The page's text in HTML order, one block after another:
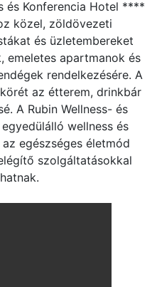
és Konferencia Hotel ****
közel, zöldövezeti
és üzletembereket
emeletes apartmanok és
rendelkezésére. A
az étterem, drinkbár
A Rubin Wellness- és
wellness és
egészséges életmód
szolgáltatásokkal